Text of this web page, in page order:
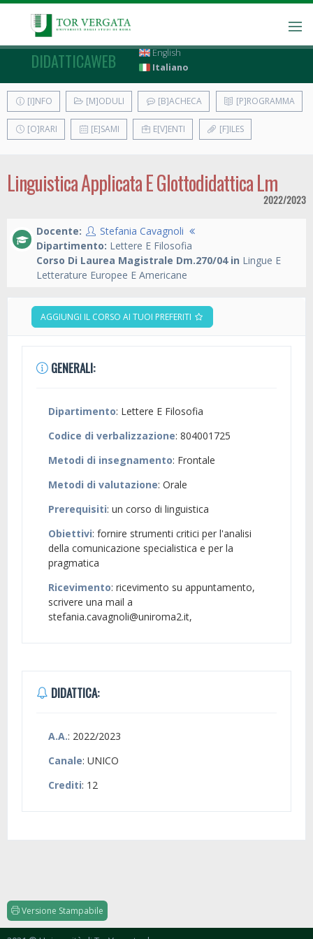
DIDATTICAWEB
English
Italiano
[I]NFO [M]ODULI [B]ACHECA [P]ROGRAMMA
[O]RARI [E]SAMI E[V]ENTI [F]ILES
Linguistica Applicata E Glottodidattica Lm
2022/2023
Docente:
Stefania Cavagnoli
Dipartimento: Lettere E Filosofia
Corso Di Laurea Magistrale Dm.270/04 in Lingue E
Letterature Europee E Americane
AGGIUNGI IL CORSO AI TUOI PREFERITI
GENERALI:
Dipartimento: Lettere E Filosofia
Codice di verbalizzazione: 804001725
Metodi di insegnamento: Frontale
Metodi di valutazione: Orale
Prerequisiti: un corso di linguistica
Obiettivi: fornire strumenti critici per l'analisi
della comunicazione specialistica e per la
pragmatica
Ricevimento: ricevimento su appuntamento,
scrivere una mail a
stefania.cavagnoli@uniroma2.it,
DIDATTICA:
A.A.: 2022/2023
Canale: UNICO
Crediti: 12
Versione Stampabile